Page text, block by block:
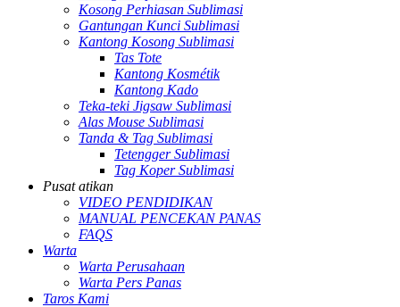
Kosong Perhiasan Sublimasi
Gantungan Kunci Sublimasi
Kantong Kosong Sublimasi
Tas Tote
Kantong Kosmétik
Kantong Kado
Teka-teki Jigsaw Sublimasi
Alas Mouse Sublimasi
Tanda & Tag Sublimasi
Tetengger Sublimasi
Tag Koper Sublimasi
Pusat atikan
VIDEO PENDIDIKAN
MANUAL PENCEKAN PANAS
FAQS
Warta
Warta Perusahaan
Warta Pers Panas
Taros Kami